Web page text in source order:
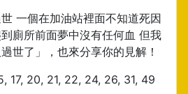
世 一個在加油站裡面不知道死因
廁所前面夢中沒有任何血 但我
世了」，也來分享你的見解！
17, 20, 21, 22, 24, 26, 31, 49